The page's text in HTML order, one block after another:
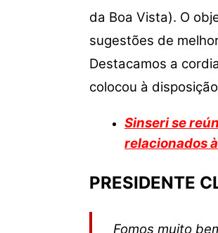
s
A
p
p
e
b
o
o
er y
Li
n
k
da Boa Vista). O
sugestões de
Destacamos a
colocou à
Sinseri se
relacionados
PRESIDENTE
Fomos muito